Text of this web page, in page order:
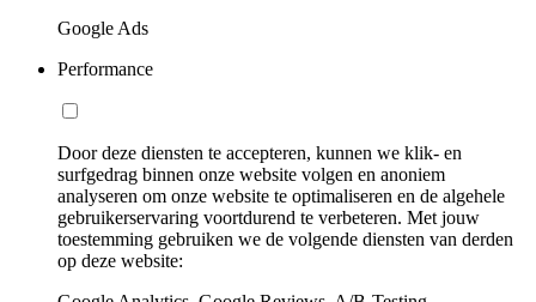
Google Ads
Performance
Door deze diensten te accepteren, kunnen we klik- en
surfgedrag binnen onze website volgen en anoniem
analyseren om onze website te optimaliseren en de algehele
gebruikerservaring voortdurend te verbeteren. Met jouw
toestemming gebruiken we de volgende diensten van derden
op deze website: